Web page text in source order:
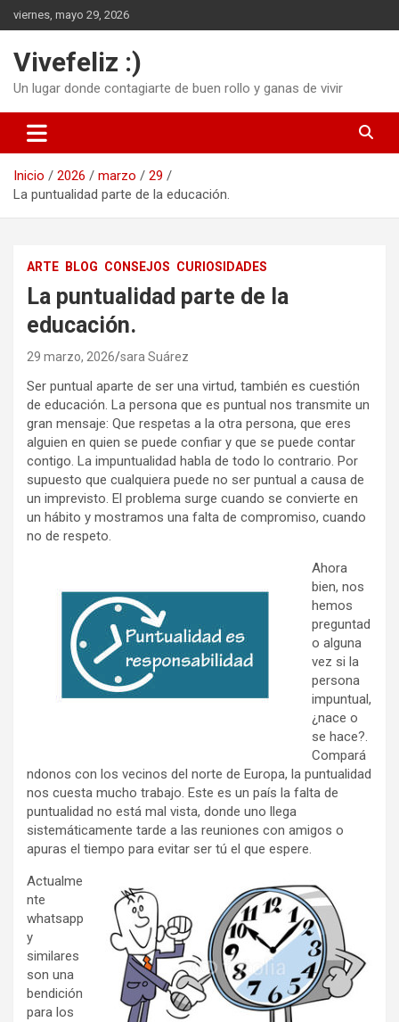
Saltar
al
viernes, mayo 29, 2026
Vivefeliz :)
Un lugar donde contagiarte de buen rollo y ganas de vivir
Inicio 2026 marzo
29
La puntualidad parte de la educación.
ARTE BLOG CONSEJOS CURIOSIDADES
La puntualidad parte de la
educación.
29 marzo, 2026 sara Suárez
Ser puntual aparte de ser una virtud, también es cuestión
de educación. La persona que es puntual nos transmite un
gran mensaje: Que respetas a la otra persona, que eres
alguien en quien se puede confiar y que se puede contar
contigo. La impuntualidad habla de todo lo contrario. Por
supuesto que cualquiera puede no ser puntual a causa de
un imprevisto. El problema surge cuando se convierte en
un hábito y mostramos una falta de compromiso, cuando
no de respeto.
Ahora
bien, nos
hemos
preguntad
o alguna
vez si la
persona
impuntual,
¿nace o
se hace?.
Compará
ndonos con los vecinos del norte de Europa, la puntualidad
nos cuesta mucho trabajo. Este es un país la falta de
puntualidad no está mal vista, donde uno llega
sistemáticamente tarde a las reuniones con amigos o
apuras el tiempo para evitar ser tú el que espere.
Actualme
nte
whatsapp
y
similares
son una
bendición
para los